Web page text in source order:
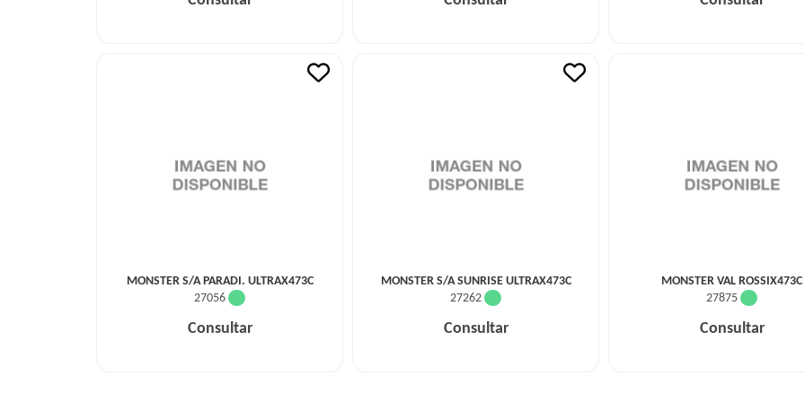
MONSTER S/A PARADI. ULTRAX473C
27056
Consultar
MONSTER S/A SUNRISE ULTRAX473C
27262
Consultar
MONSTER VAL ROSSIX473C
27875
Consultar